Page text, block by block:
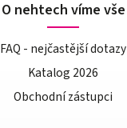
O nehtech víme vše
FAQ - nejčastější dotazy
Katalog 2026
Obchodní zástupci